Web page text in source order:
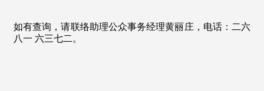
如有查询，请联络助理公众事务经理黄丽庄，电话：二六
八一 六三七二。